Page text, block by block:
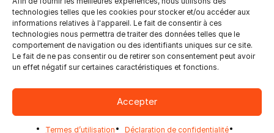
technologies telles que les cookies pour stocker et/ou accéder aux
informations relatives à l'appareil. Le fait de consentir à ces
technologies nous permettra de traiter des données telles que le
comportement de navigation ou des identifiants uniques sur ce site.
Le fait de ne pas consentir ou de retirer son consentement peut avoir
un effet négatif sur certaines caractéristiques et fonctions.
Accepter
Termes d’utilisation Déclaration de confidentialité
selon les normes internationales.
Correction des fichiers problématiques avant
qu’ils n’atteignent l’étape d’imposition.
Détection des contours de découpe
incorrects et comment les traiter.
Imposition automatisée de fichiers de
production nettoyés.
Gestion de l’imposition en feuille et en